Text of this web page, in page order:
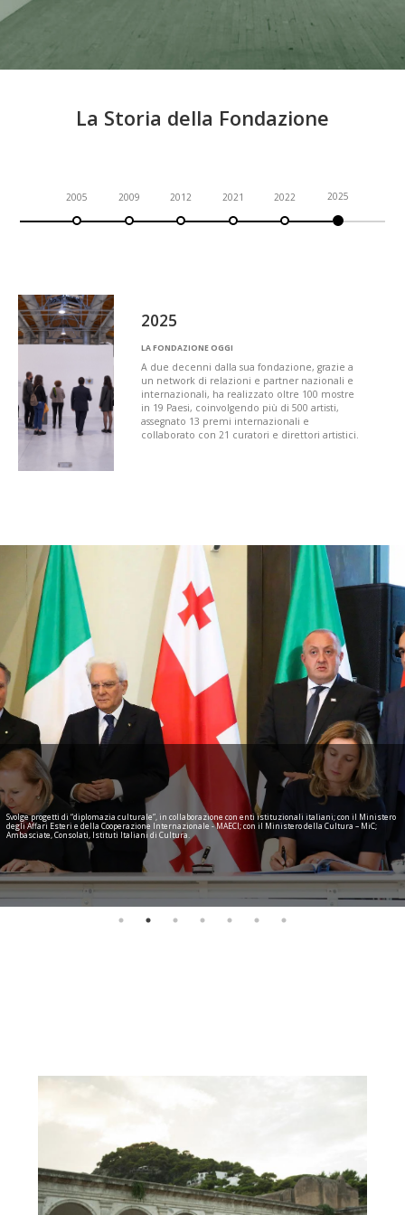
CONTATTI
La Storia della Fondazione
2005 2009 2012 2021 2022 2025
2025
LA FONDAZIONE OGGI
A due decenni dalla sua fondazione, grazie a
un network di relazioni e partner nazionali e
internazionali, ha realizzato oltre 100 mostre
in 19 Paesi, coinvolgendo più di 500 artisti,
assegnato 13 premi internazionali e
collaborato con 21 curatori e direttori artistici.
Svolge progetti di “diplomazia culturale”, in collaborazione con enti istituzionali italiani; con il Ministero
degli Affari Esteri e della Cooperazione Internazionale - MAECI; con il Ministero della Cultura – MiC;
Ambasciate, Consolati, Istituti Italiani di Cultura.